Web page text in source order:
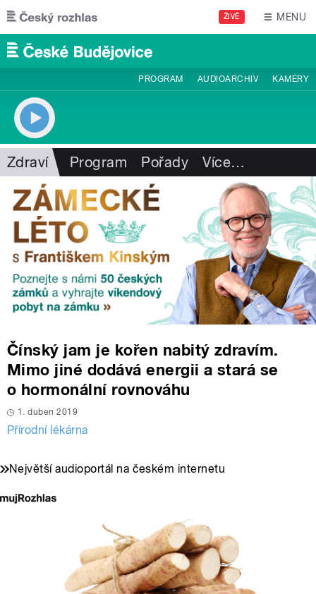
Přejít k hlavnímu obsahu
ŽIVĚ MENU
PROGRAM AUDIOARCHIV KAMERY
Zdraví Program Pořady Více…
Čínský jam je kořen nabitý zdravím.
Mimo jiné dodává energii a stará se
o hormonální rovnováhu
1. duben 2019
Přírodní lékárna
Největší audioportál na českém internetu